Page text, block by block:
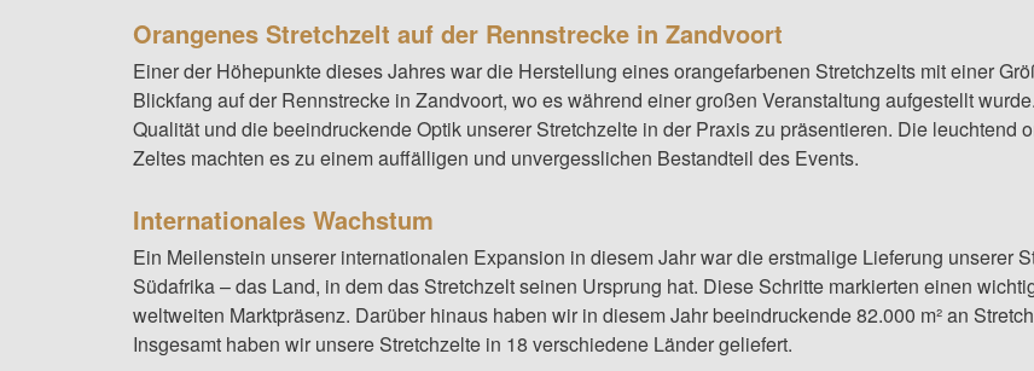
Orangenes Stretchzelt auf der Rennstrecke in Zandvoort
Einer der Höhepunkte dieses Jahres war die Herstellung eines orangefarbenen Stretchzelts mit einer
Blickfang auf der Rennstrecke in Zandvoort, wo es während einer großen Veranstaltung aufgestellt
Qualität und die beeindruckende Optik unserer Stretchzelte in der Praxis zu präsentieren. Die leuchtend
Zeltes machten es zu einem auffälligen und unvergesslichen Bestandteil des Events.
Internationales Wachstum
Ein Meilenstein unserer internationalen Expansion in diesem Jahr war die erstmalige Lieferung unserer
Südafrika – das Land, in dem das Stretchzelt seinen Ursprung hat. Diese Schritte markierten einen
weltweiten Marktpräsenz. Darüber hinaus haben wir in diesem Jahr beeindruckende 82.000 m² an
Insgesamt haben wir unsere Stretchzelte in 18 verschiedene Länder geliefert.